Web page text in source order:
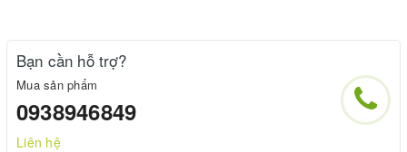
Bạn cần hỗ trợ?
Mua sản phẩm
0938946849
Liên hệ